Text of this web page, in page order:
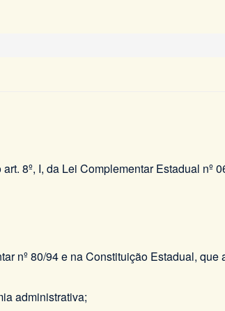
8º, I, da Lei Complementar Estadual nº
nº 80/94 e na Constituição Estadual,
administrativa;